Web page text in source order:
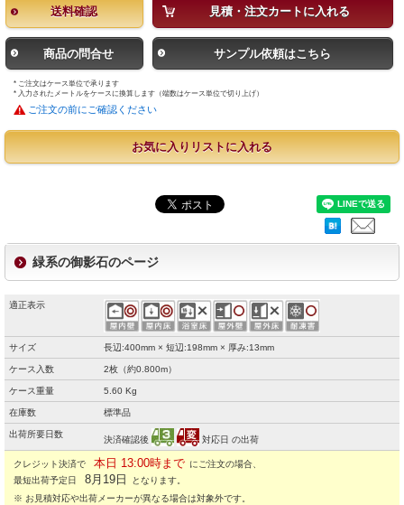
送料確認 見積・注文カートに入れる
商品の問合せ サンプル依頼はこちら
* ご注文はケース単位で承ります
* 入力されたメートルをケースに換算します（端数はケース単位で切り上げ）
ご注文の前にご確認ください
お気に入りリストに入れる
緑系の御影石のページ
適正表示
サイズ 長辺:400mm × 短辺:198mm × 厚み:13mm
ケース入数 2枚（約0.800m）
ケース重量 5.60 Kg
在庫数 標準品
出荷所要日数
決済確認後 対応日 の出荷
クレジット決済で 本日 13:00時まで にご注文の場合、
最短出荷予定日
8月19日
となります。
※ お見積対応や出荷メーカーが異なる場合は対象外です。